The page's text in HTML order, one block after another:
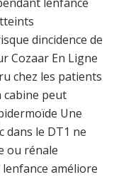
dincidence de
Cozaar En Ligne
chez les patients
cabine peut
Une
dans le DT1 ne
ou rénale
améliore